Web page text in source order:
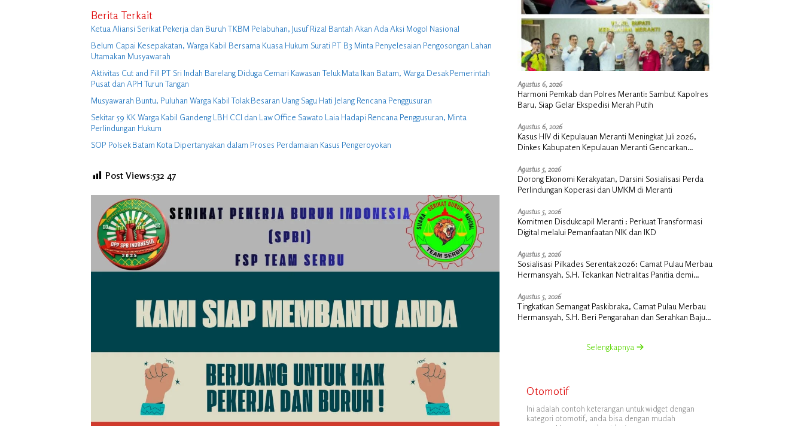
Berita Terkait
Ketua Aliansi Serikat Pekerja dan Buruh TKBM Pelabuhan, Jusuf Rizal Bantah Akan Ada Aksi Mogol Nasional
Belum Capai Kesepakatan, Warga Kabil Bersama Kuasa Hukum Surati PT B3 Minta Penyelesaian Pengosongan Lahan
Utamakan Musyawarah
Aktivitas Cut and Fill PT Sri Indah Barelang Diduga Cemari Kawasan Teluk Mata Ikan Batam, Warga Desak Pemerintah
Pusat dan APH Turun Tangan
Musyawarah Buntu, Puluhan Warga Kabil Tolak Besaran Uang Sagu Hati Jelang Rencana Penggusuran
Sekitar 59 KK Warga Kabil Gandeng LBH CCI dan Law Office Sawato Laia Hadapi Rencana Penggusuran, Minta
Perlindungan Hukum
SOP Polsek Batam Kota Dipertanyakan dalam Proses Perdamaian Kasus Pengeroyokan
Post Views:532 47
Agustus 6, 2026
Harmoni Pemkab dan Polres Meranti: Sambut Kapolres
Baru, Siap Gelar Ekspedisi Merah Putih
Agustus 6, 2026
Kasus HIV di Kepulauan Meranti Meningkat Juli 2026,
Dinkes Kabupaten Kepulauan Meranti Gencarkan
Agustus 5, 2026
Dorong Ekonomi Kerakyatan, Darsini Sosialisasi Perda
Perlindungan Koperasi dan UMKM di Meranti
Agustus 5, 2026
Komitmen Disdukcapil Meranti : Perkuat Transformasi
Digital melalui Pemanfaatan NIK dan IKD
Agustus 5, 2026
Sosialisasi Pilkades Serentak 2026: Camat Pulau Merbau
Hermansyah, S.H. Tekankan Netralitas Panitia demi
Agustus 5, 2026
Tingkatkan Semangat Paskibraka, Camat Pulau Merbau
Hermansyah, S.H. Beri Pengarahan dan Serahkan Baju
Selengkapnya
Otomotif
Ini adalah contoh keterangan untuk widget dengan
kategori otomotif, anda bisa dengan mudah